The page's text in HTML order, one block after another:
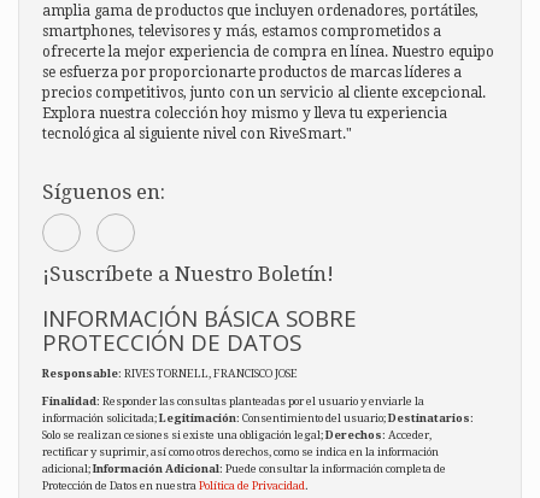
amplia gama de productos que incluyen ordenadores, portátiles,
smartphones, televisores y más, estamos comprometidos a
ofrecerte la mejor experiencia de compra en línea. Nuestro equipo
se esfuerza por proporcionarte productos de marcas líderes a
precios competitivos, junto con un servicio al cliente excepcional.
Explora nuestra colección hoy mismo y lleva tu experiencia
tecnológica al siguiente nivel con RiveSmart."
Síguenos en:
¡Suscríbete a Nuestro Boletín!
INFORMACIÓN BÁSICA SOBRE
PROTECCIÓN DE DATOS
Responsable: RIVES TORNELL, FRANCISCO JOSE
Finalidad: Responder las consultas planteadas por el usuario y enviarle la
información solicitada;Legitimación: Consentimiento del usuario;Destinatarios:
Solo se realizan cesiones si existe una obligación legal;Derechos: Acceder,
rectificar y suprimir, así como otros derechos, como se indica en la información
adicional;Información Adicional: Puede consultar la información completa de
Protección de Datos en nuestra Política de Privacidad.